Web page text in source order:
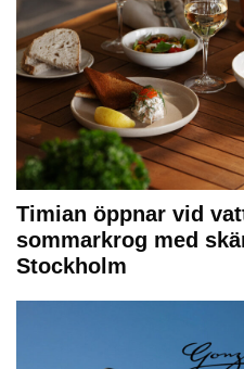
Timian öppnar vid
sommarkrog med
Stockholm